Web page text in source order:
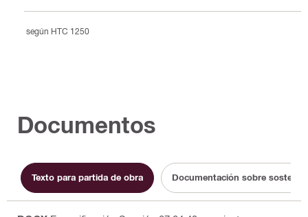
según HTC 1250
Documentos
Texto para partida de obra Documentación sobre